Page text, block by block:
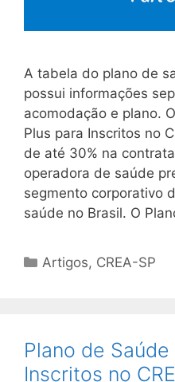
A tabela do plano de
possui informações
acomodação e plano.
Plus para Inscritos no
de até 30% na
operadora de saúde
segmento corporativo
saúde no Brasil. O
Artigos, CREA-SP
Plano de
Inscritos no